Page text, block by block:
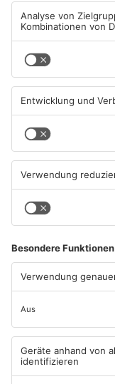
Quelle: Polizei
Mehr zum Thema
Artikel teilen